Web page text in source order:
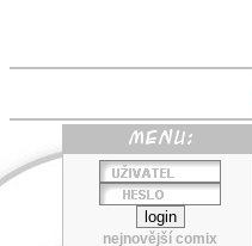
nejnovější comix